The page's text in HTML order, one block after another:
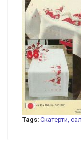
Tags: Скатерти,